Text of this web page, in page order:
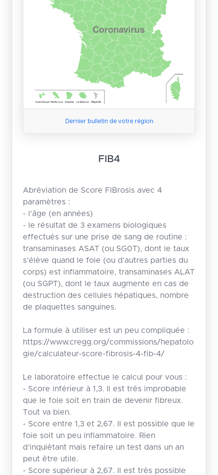
Dernier bulletin de votre région
FIB4
Abréviation de Score FIBrosis avec 4
paramètres :
- l’âge (en années)
- le résultat de 3 examens biologiques
effectués sur une prise de sang de routine :
transaminases ASAT (ou SG0T), dont le taux
s’élève quand le foie (ou d’autres parties du
corps) est inflammatoire, transaminases ALAT
(ou SGPT), dont le taux augmente en cas de
destruction des cellules hépatiques, nombre
de plaquettes sanguines.
La formule à utiliser est un peu compliquée :
https://www.cregg.org/commissions/hepatolo
gie/calculateur-score-fibrosis-4-fib-4/
Le laboratoire effectue le calcul pour vous :
- Score inférieur à 1,3. Il est très improbable
que le foie soit en train de devenir fibreux.
Tout va bien.
- Score entre 1,3 et 2,67. Il est possible que le
foie soit un peu inflammatoire. Rien
d’inquiétant mais refaire un test dans un an
peut être utile.
- Score supérieur à 2,67. Il est très possible